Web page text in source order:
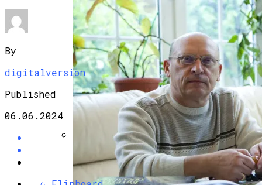
Единственный Электромобиль
Антарктиды Пришлось Переделать Из-
За Изменения Климата
By
digitalversion
Published
06.06.2024